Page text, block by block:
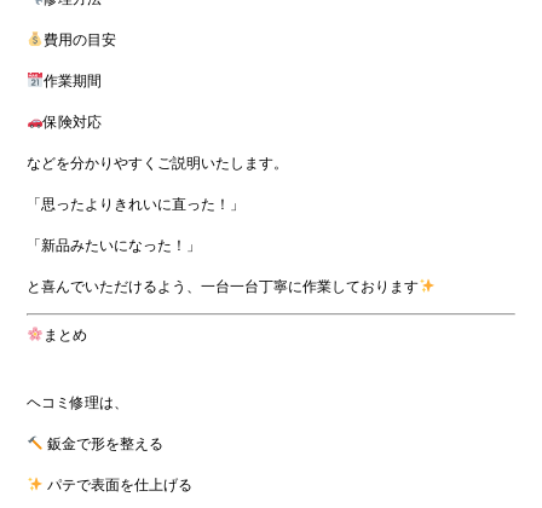
費用の目安
作業期間
保険対応
などを分かりやすくご説明いたします。
「思ったよりきれいに直った！」
「新品みたいになった！」
と喜んでいただけるよう、一台一台丁寧に作業しております
まとめ
ヘコミ修理は、
鈑金で形を整える
パテで表面を仕上げる